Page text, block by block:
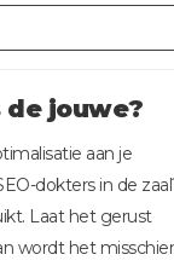
de jouwe?
aan je
dokters in de
Laat het gerust
wordt het